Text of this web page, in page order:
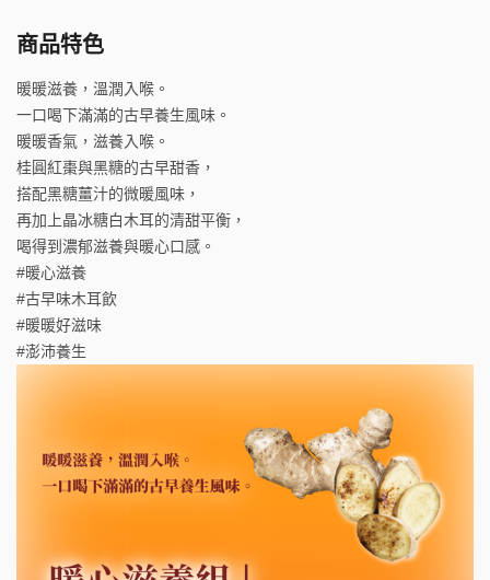
商品特色
暖暖滋養，溫潤入喉。
一口喝下滿滿的古早養生風味。
暖暖香氣，滋養入喉。
桂圓紅棗與黑糖的古早甜香，
搭配黑糖薑汁的微暖風味，
再加上晶冰糖白木耳的清甜平衡，
喝得到濃郁滋養與暖心口感。
#暖心滋養
#古早味木耳飲
#暖暖好滋味
#澎沛養生